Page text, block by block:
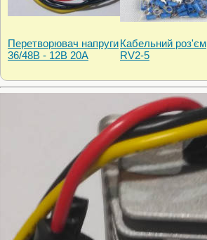
Перетворювач напруги
36/48В - 12В 20А
Кабельний роз'єм
RV2-5